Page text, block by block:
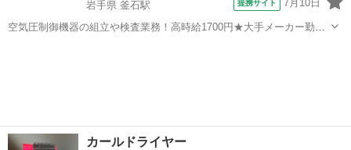
岩手県 釜石駅
提携サイト 7月10日
空気圧制御機器の組立や検査業務！高時給1700円★大手メーカー勤
カールドライヤー